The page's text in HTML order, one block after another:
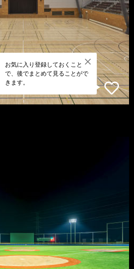
お気に入り登録しておくこと
で、後でまとめて見ることがで
きます。